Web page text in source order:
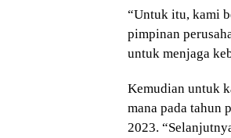
“Untuk itu, kami
pimpinan
untuk menjaga
Kemudian untuk
mana pada tahun
2023.